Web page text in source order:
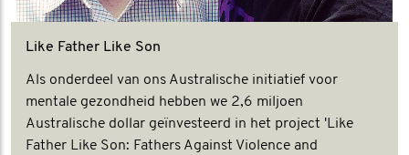
Like Father Like Son
Als onderdeel van ons Australische initiatief voor
mentale gezondheid hebben we 2,6 miljoen
Australische dollar geïnvesteerd in het project 'Like
Father Like Son: Fathers Against Violence and